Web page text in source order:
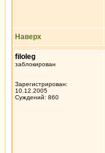
Наверх
filoleg
заблокирован
Зарегистрирован:
10.12.2005
Суждений: 860